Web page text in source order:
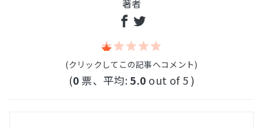
著者
(クリックしてこの記事へコメント)
(0票、平均:5.0 out of 5 )